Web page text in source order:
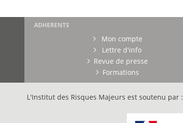
ADHERENTS
Mon compte
Lettre d'info
Revue de presse
Formations
L'Institut des Risques Majeurs est soutenu par :